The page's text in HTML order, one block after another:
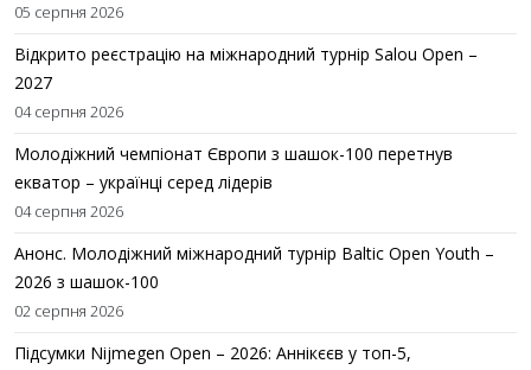
05 серпня 2026
Відкрито реєстрацію на міжнародний турнір Salou Open –
2027
04 серпня 2026
Молодіжний чемпіонат Європи з шашок-100 перетнув
екватор – українці серед лідерів
04 серпня 2026
Анонс. Молодіжний міжнародний турнір Baltic Open Youth –
2026 з шашок-100
02 серпня 2026
Підсумки Nijmegen Open – 2026: Аннікєєв у топ-5,